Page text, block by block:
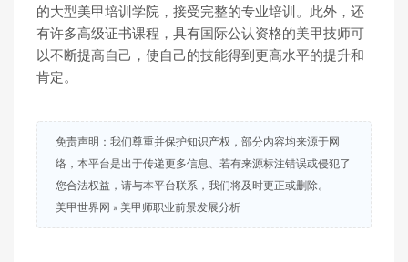
的大型美甲培训学院，接受完整的专业培训。此外，还
有许多高级证书课程，具有国际公认资格的美甲技师可
以不断提高自己，使自己的技能得到更高水平的提升和
肯定。
免责声明：我们尊重并保护知识产权，部分内容均来源于网
络，本平台是出于传递更多信息、若有来源标注错误或侵犯了
您合法权益，请与本平台联系，我们将及时更正或删除。
美甲世界网 » 美甲师职业前景发展分析